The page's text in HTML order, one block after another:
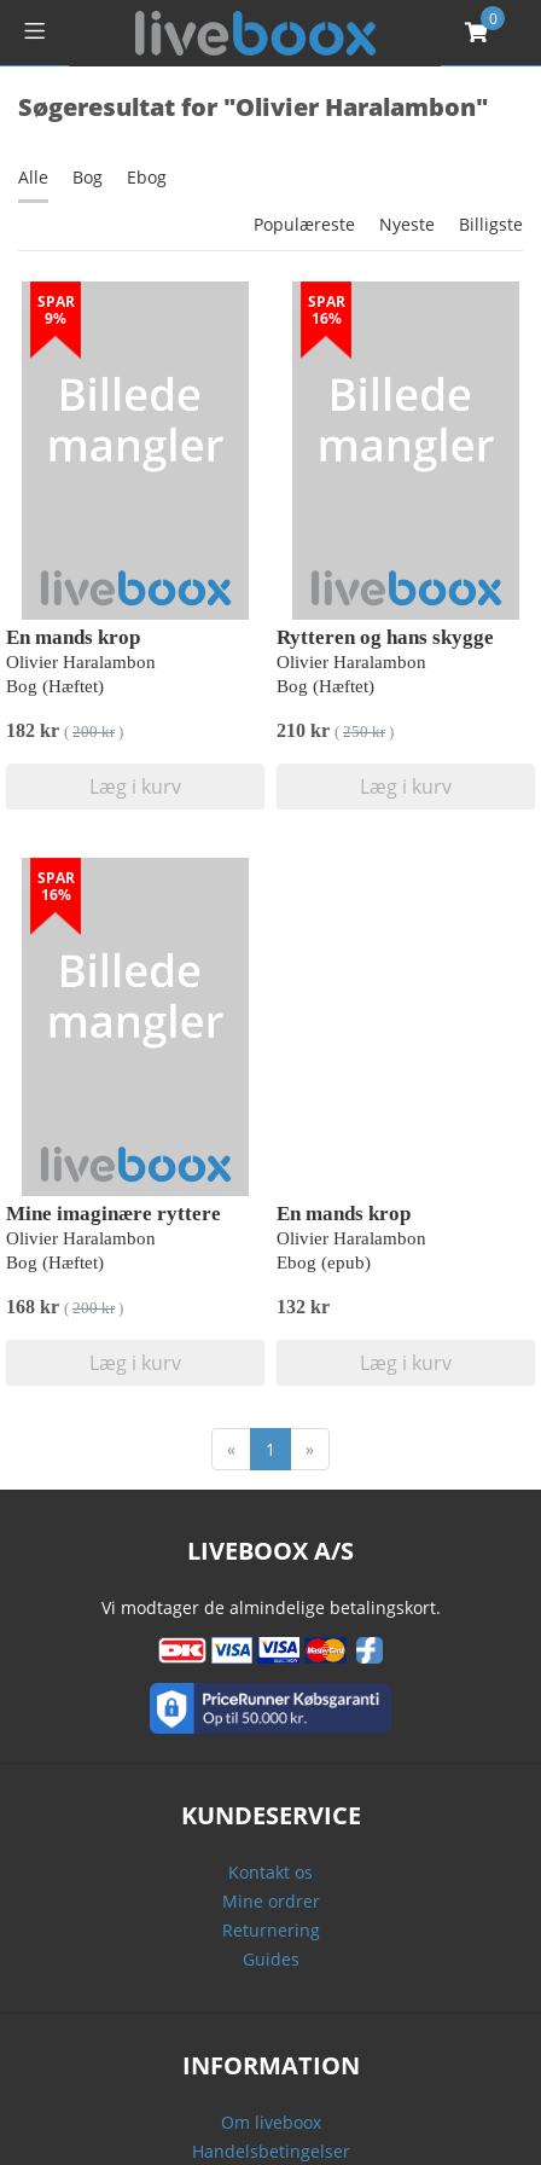
0
Søgeresultat for "Olivier Haralambon"
Alle Bog Ebog
Populæreste Nyeste Billigste
SPAR
9%
En mands krop
Olivier Haralambon
Bog (Hæftet)
182 kr ( 200 kr)
Læg i kurv
SPAR
16%
Rytteren og hans skygge
Olivier Haralambon
Bog (Hæftet)
210 kr ( 250 kr)
Læg i kurv
SPAR
16%
Mine imaginære ryttere
Olivier Haralambon
Bog (Hæftet)
168 kr ( 200 kr)
Læg i kurv
En mands krop
Olivier Haralambon
Ebog (epub)
132 kr
Læg i kurv
« 1 »
LIVEBOOX A/S
Vi modtager de almindelige betalingskort.
KUNDESERVICE
Kontakt os
Mine ordrer
Returnering
Guides
INFORMATION
Om liveboox
Handelsbetingelser